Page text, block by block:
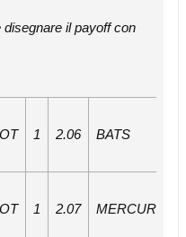
il payoff con
1 2.06 BATS
1 2.07 MERCURY